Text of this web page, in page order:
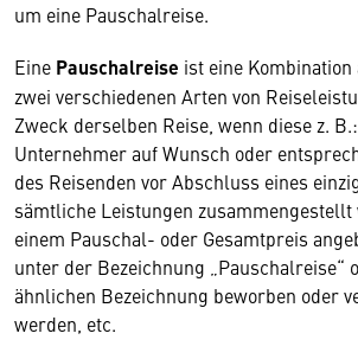
um eine Pauschalreise.
Eine Pauschalreise ist eine
zwei verschiedenen Arten von
Zweck derselben Reise, wenn diese z.
Unternehmer auf Wunsch oder
des Reisenden vor Abschluss eines
sämtliche Leistungen zusammengestellt
einem Pauschal- oder Gesamtpreis
unter der Bezeichnung „Pauschalreise“
ähnlichen Bezeichnung beworben oder
werden, etc.